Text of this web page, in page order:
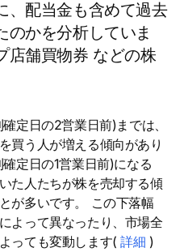
、配当金も含めて過去
のかを分析していま
店舗買物券 などの株
定日の2営業日前)までは、
買う人が増える傾向があり
定日の1営業日前)になる
た人たちが株を売却する傾
が多いです。 この下落幅
よって異なったり、市場全
っても変動します(詳細 )